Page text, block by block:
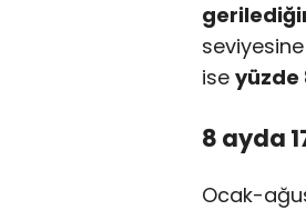
ise yüzde
8 ayda
Ocak-